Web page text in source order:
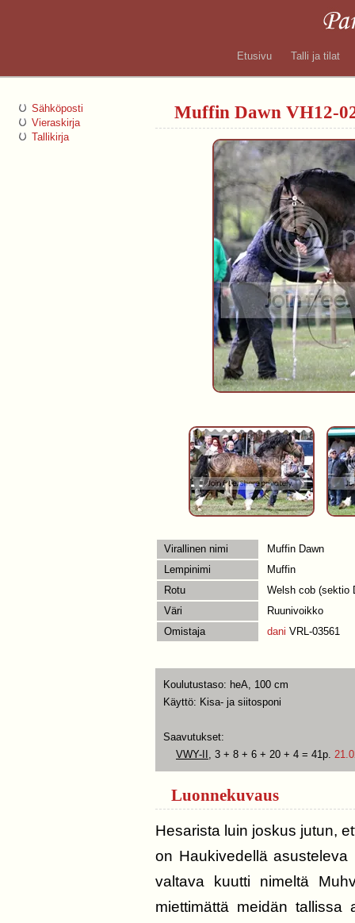
Etusivu Talli ja tilat
Sähköposti
Vieraskirja
Tallikirja
Muffin Dawn VH12-
Virallinen nimi
Muffin Dawn
Lempinimi
Muffin
Rotu
Welsh cob (sektio
Väri
Ruunivoikko
Omistaja
dani VRL-03561
Koulutustaso: heA, 100 cm
Käyttö: Kisa- ja siitosponi
Saavutukset:
VWY-II , 3 + 8 + 6 + 20 + 4 = 41p.
Luonnekuvaus
Hesarista luin joskus jutun,
on Haukivedellä
valtava kuutti nimeltä
miettimättä meidän tallissa